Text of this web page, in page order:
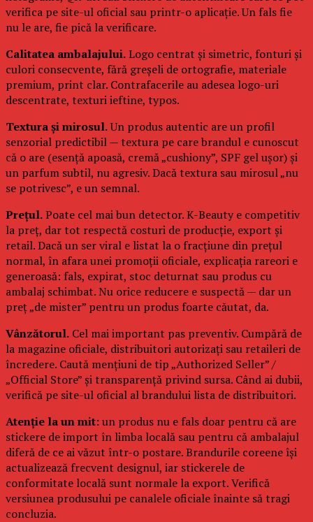
verifica pe site-ul oficial sau printr-o aplicație. Un fals fie
nu le are, fie pică la verificare.
Calitatea ambalajului.Logo centrat și simetric, fonturi și
culori consecvente, fără greșeli de ortografie, materiale
premium, print clar. Contrafacerile au adesea logo-uri
descentrate, texturi ieftine, typos.
Textura și mirosul.Un produs autentic are un profil
senzorial predictibil — textura pe care brandul e cunoscut
că o are (esență apoasă, cremă „cushiony”, SPF gel ușor) și
un parfum subtil, nu agresiv. Dacă textura sau mirosul „nu
se potrivesc”, e un semnal.
Prețul.Poate cel mai bun detector. K-Beauty e competitiv
la preț, dar tot respectă costuri de producție, export și
retail. Dacă un ser viral e listat la o fracțiune din prețul
normal, în afara unei promoții oficiale, explicația rareori e
generoasă: fals, expirat, stoc deturnat sau produs cu
ambalaj schimbat. Nu orice reducere e suspectă — dar un
preț „de mister” pentru un produs foarte căutat, da.
Vânzătorul. Cel mai important pas preventiv. Cumpără de
la magazine oficiale, distribuitori autorizați sau retaileri de
încredere. Caută mențiuni de tip „Authorized Seller” /
„Official Store” și transparență privind sursa. Când ai dubii,
verifică pe site-ul oficial al brandului lista de distribuitori.
Atenție la un mit:un produs nu e fals doar pentru că are
stickere de import în limba locală sau pentru că ambalajul
diferă de ce ai văzut într-o postare. Brandurile coreene își
actualizează frecvent designul, iar stickerele de
conformitate locală sunt normale la export. Verifică
versiunea produsului pe canalele oficiale înainte să tragi
concluzia.